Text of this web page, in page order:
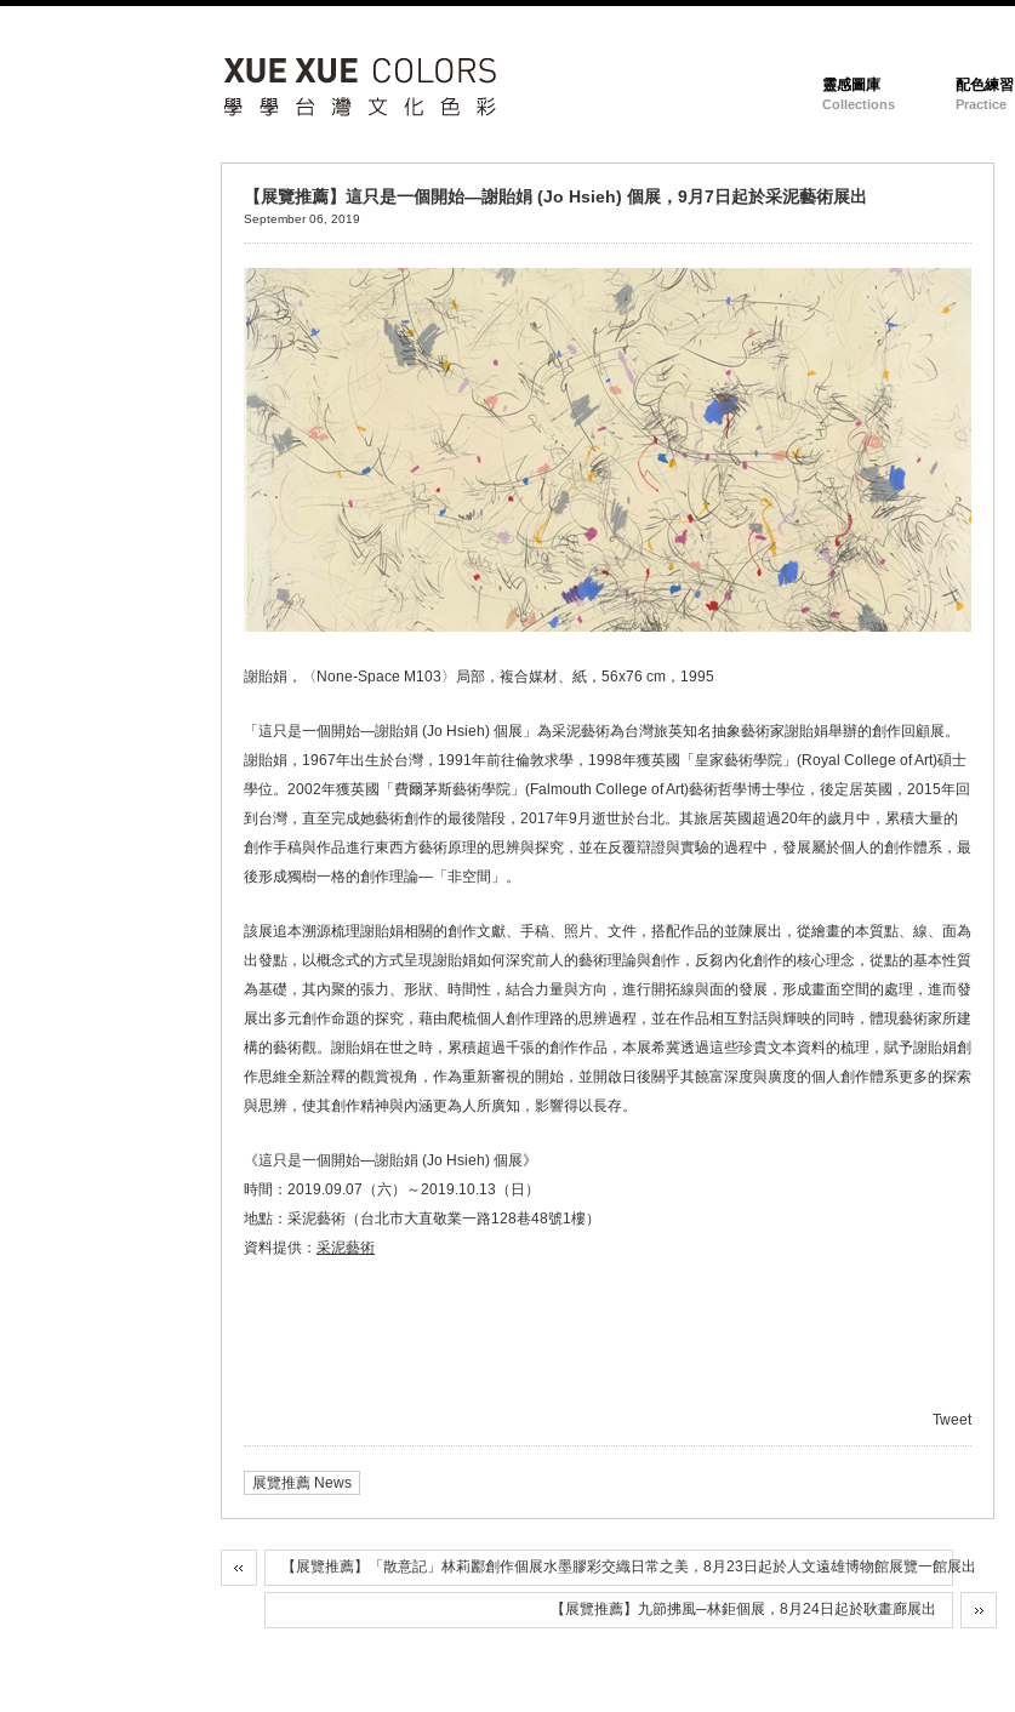
靈感圖庫
Collections
配色練習
Practice
【展覽推薦】這只是一個開始—謝貽娟 (Jo Hsieh) 個展，9月7日起於采泥藝術展出
September 06, 2019
謝貽娟，〈None-Space M103〉局部，複合媒材、紙，56x76 cm，1995
「這只是一個開始—謝貽娟 (Jo Hsieh) 個展」為采泥藝術為台灣旅英知名抽象藝術家謝貽娟舉辦的創作回顧展。
謝貽娟，1967年出生於台灣，1991年前往倫敦求學，1998年獲英國「皇家藝術學院」(Royal College of Art)碩士
學位。2002年獲英國「費爾茅斯藝術學院」(Falmouth College of Art)藝術哲學博士學位，後定居英國，2015年回
到台灣，直至完成她藝術創作的最後階段，2017年9月逝世於台北。其旅居英國超過20年的歲月中，累積大量的
創作手稿與作品進行東西方藝術原理的思辨與探究，並在反覆辯證與實驗的過程中，發展屬於個人的創作體系，最
後形成獨樹一格的創作理論—「非空間」。
該展追本溯源梳理謝貽娟相關的創作文獻、手稿、照片、文件，搭配作品的並陳展出，從繪畫的本質點、線、面為
出發點，以概念式的方式呈現謝貽娟如何深究前人的藝術理論與創作，反芻內化創作的核心理念，從點的基本性質
為基礎，其內聚的張力、形狀、時間性，結合力量與方向，進行開拓線與面的發展，形成畫面空間的處理，進而發
展出多元創作命題的探究，藉由爬梳個人創作理路的思辨過程，並在作品相互對話與輝映的同時，體現藝術家所建
構的藝術觀。謝貽娟在世之時，累積超過千張的創作作品，本展希冀透過這些珍貴文本資料的梳理，賦予謝貽娟創
作思維全新詮釋的觀賞視角，作為重新審視的開始，並開啟日後關乎其饒富深度與廣度的個人創作體系更多的探索
與思辨，使其創作精神與內涵更為人所廣知，影響得以長存。
《這只是一個開始—謝貽娟 (Jo Hsieh) 個展》
時間：2019.09.07（六）～2019.10.13（日）
地點：采泥藝術（台北市大直敬業一路128巷48號1樓）
資料提供： 采泥藝術
Tweet
展覽推薦 News
【展覽推薦】「散意記」林莉酈創作個展水墨膠彩交織日常之美，8月23日起於人文遠雄博物館展覽一館展出
【展覽推薦】九節拂風─林鉅個展，8月24日起於耿畫廊展出